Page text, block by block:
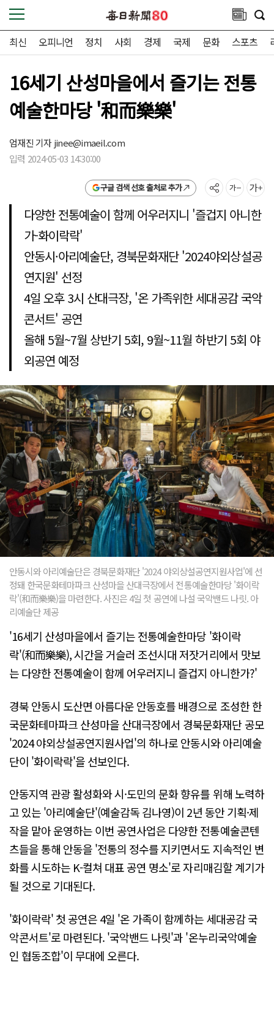
최신 오피니언 정치 사회 경제 국제 문화 스포츠
16세기 산성마을에서 즐기는 전통
예술한마당 '和而樂樂'
엄재진 기자jinee@imaeil.com
입력 2024-05-03 14:30:00
구글 검색 선호 출처로 추가
다양한 전통예술이 함께 어우러지니 '즐겁지 아니한
가-화이락락'
안동시·아리예술단, 경북문화재단 '2024야외상설공
연지원' 선정
4일 오후 3시 산대극장, '온 가족위한 세대공감 국악
콘서트' 공연
올해 5월~7월 상반기 5회, 9월~11월 하반기 5회 야
외공연 예정
안동시와 아리예술단은 경북문화재단 '2024 야외상설공연지원사업'에 선
정돼 한국문화테마파크 산성마을 산대극장에서 전통예술한마당 '화이락
락'(和而樂樂)을 마련한다. 사진은 4일 첫 공연에 나설 국악밴드 나릿. 아
리예술단 제공
'16세기 산성마을에서 즐기는 전통예술한마당 '화이락
락'(和而樂樂), 시간을 거슬러 조선시대 저잣거리에서 맛보
는 다양한 전통예술이 함께 어우러지니 즐겁지 아니한가?'
경북 안동시 도산면 아름다운 안동호를 배경으로 조성한 한
국문화테마파크 산성마을 산대극장에서 경북문화재단 공모
'2024 야외상설공연지원사업'의 하나로 안동시와 아리예술
단이 '화이락락'을 선보인다.
안동지역 관광 활성화와 시·도민의 문화 향유를 위해 노력하
고 있는 '아리예술단'(예술감독 김나영)이 2년 동안 기획·제
작을 맡아 운영하는 이번 공연사업은 다양한 전통예술콘텐
츠들을 통해 안동을 '전통의 정수를 지키면서도 지속적인 변
화를 시도하는 K-컬쳐 대표 공연 명소'로 자리매김할 계기가
될 것으로 기대된다.
'화이락락' 첫 공연은 4일 '온 가족이 함께하는 세대공감 국
악콘서트'로 마련된다. '국악밴드 나릿'과 '온누리국악예술
인 협동조합'이 무대에 오른다.